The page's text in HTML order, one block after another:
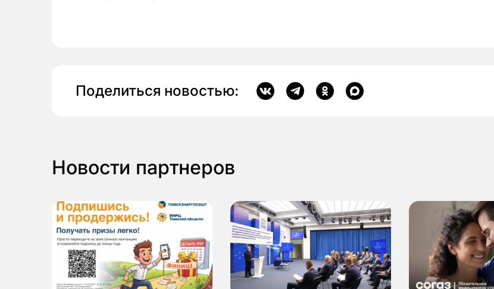
Поделиться новостью:
Новости партнеров